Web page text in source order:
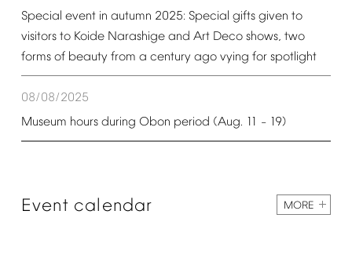
Special event in autumn 2025: Special gifts given to
visitors to Koide Narashige and Art Deco shows, two
forms of beauty from a century ago vying for spotlight
08/08/2025
Museum hours during Obon period (Aug. 11 – 19)
Event calendar MORE